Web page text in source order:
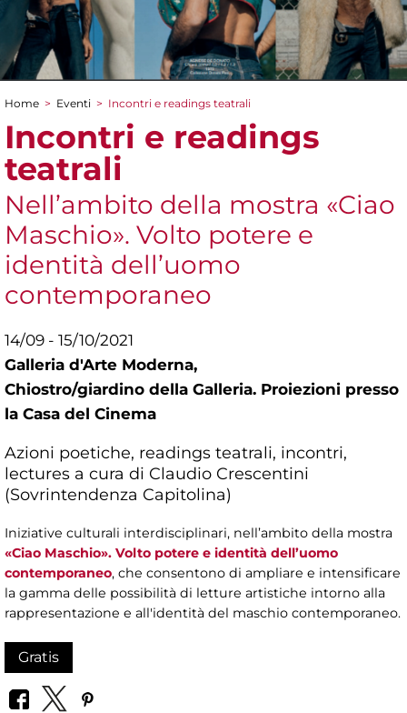
Tu sei qui
Home > Eventi > Incontri e readings teatrali
Incontri e readings
teatrali
Nell’ambito della mostra «Ciao
Maschio». Volto potere e
identità dell’uomo
contemporaneo
14/09 - 15/10/2021
Galleria d'Arte Moderna,
Chiostro/giardino della Galleria. Proiezioni presso
la Casa del Cinema
Azioni poetiche, readings teatrali, incontri,
lectures a cura di Claudio Crescentini
(Sovrintendenza Capitolina)
Iniziative culturali interdisciplinari, nell’ambito della mostra
«Ciao Maschio». Volto potere e identità dell’uomo
contemporaneo, che consentono di ampliare e intensificare
la gamma delle possibilità di letture artistiche intorno alla
rappresentazione e all'identità del maschio contemporaneo.
Gratis